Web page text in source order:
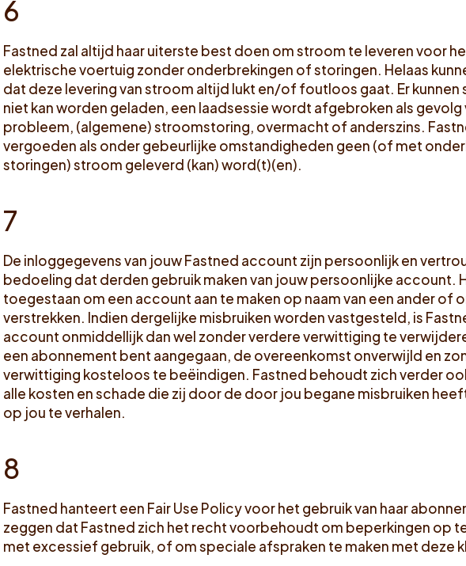
6
Fastned zal altijd haar uiterste best doen om stroom te leveren voor
elektrische voertuig zonder onderbrekingen of storingen. Helaas
dat deze levering van stroom altijd lukt en/of foutloos gaat. Er
niet kan worden geladen, een laadsessie wordt afgebroken als gevolg
probleem, (algemene) stroomstoring, overmacht of anderszins.
vergoeden als onder gebeurlijke omstandigheden geen (of met
storingen) stroom geleverd (kan) word(t)(en).
7
De inloggegevens van jouw Fastned account zijn persoonlijk en
bedoeling dat derden gebruik maken van jouw persoonlijke account.
toegestaan om een account aan te maken op naam van een ander of
verstrekken. Indien dergelijke misbruiken worden vastgesteld, is
account onmiddellijk dan wel zonder verdere verwittiging te
een abonnement bent aangegaan, de overeenkomst onverwijld en
verwittiging kosteloos te beëindigen. Fastned behoudt zich verder
alle kosten en schade die zij door de door jou begane misbruiken
op jou te verhalen.
8
Fastned hanteert een Fair Use Policy voor het gebruik van haar
zeggen dat Fastned zich het recht voorbehoudt om beperkingen op
met excessief gebruik, of om speciale afspraken te maken met deze